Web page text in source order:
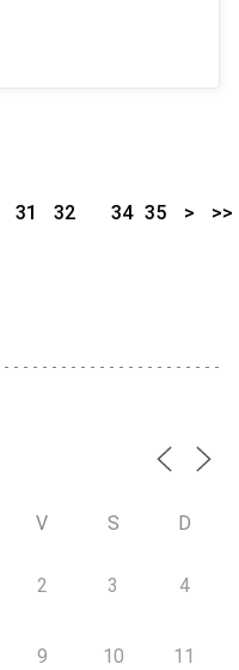
31
32
34 35 > >>
V S D
2 3 4
9 10 11